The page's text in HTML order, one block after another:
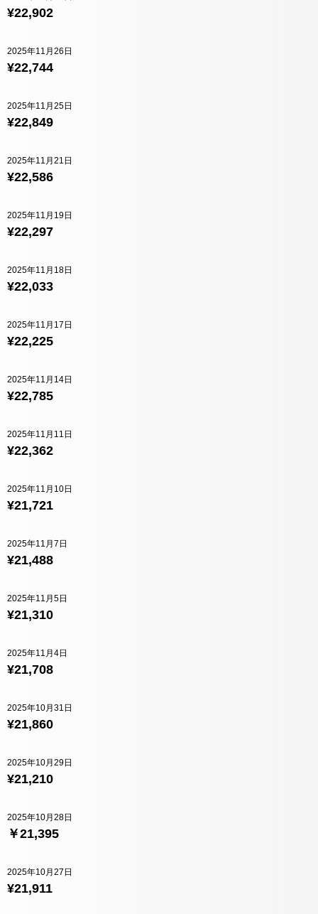
¥22,902
¥22,744
2025年11月26日
¥22,849
2025年11月25日
¥22,586
2025年11月21日
¥22,297
2025年11月19日
¥22,033
2025年11月18日
¥22,225
2025年11月17日
¥22,785
2025年11月14日
¥22,362
2025年11月11日
¥21,721
2025年11月10日
¥21,488
2025年11月7日
¥21,310
2025年11月5日
¥21,708
2025年11月4日
¥21,860
2025年10月31日
¥21,210
2025年10月29日
￥21,395
2025年10月28日
¥21,911
2025年10月27日